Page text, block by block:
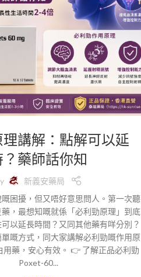
講解：點解可以延
？藥師話你知
新義安藥局
困擾，但又唔好意思問人。第一次聽
，最想知嘅就係「必利勁原理」到底
以延長時間？又同其他藥有咩分別？
嘅方式，同大家講解必利勁嘅作用原
用藥，安心有效。 👉 了解正品必利勁
Poxet-60...